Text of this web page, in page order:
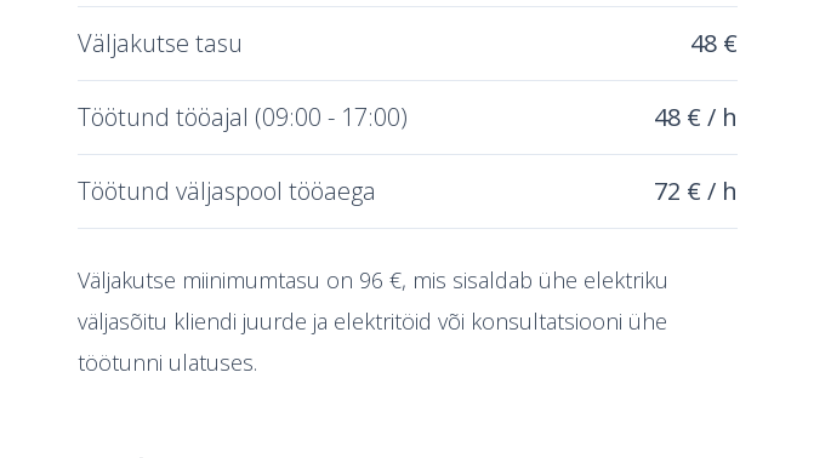
Väljakutse tasu 48 €
Töötund tööajal (09:00 - 17:00) 48 € / h
Töötund väljaspool tööaega 72 € / h
Väljakutse miinimumtasu on 96 €, mis sisaldab ühe elektriku
väljasõitu kliendi juurde ja elektritöid või konsultatsiooni ühe
töötunni ulatuses.